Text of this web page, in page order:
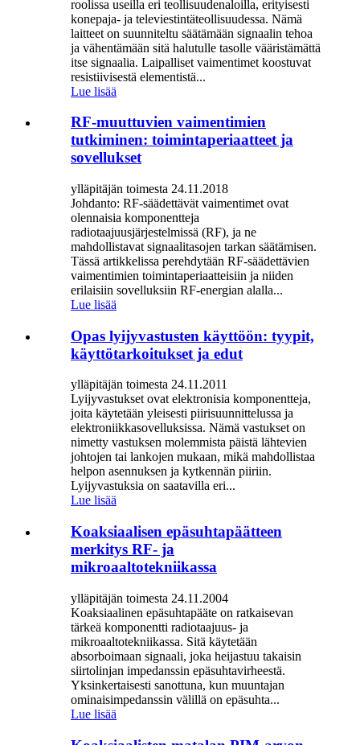
roolissa useilla eri teollisuudenaloilla, erityisesti
konepaja- ja televiestintäteollisuudessa. Nämä
laitteet on suunniteltu säätämään signaalin tehoa
ja vähentämään sitä halutulle tasolle vääristämättä
itse signaalia. Laipalliset vaimentimet koostuvat
resistiivisestä elementistä...
Lue lisää
RF-muuttuvien vaimentimien
tutkiminen: toimintaperiaatteet ja
sovellukset
ylläpitäjän toimesta 24.11.2018
Johdanto: RF-säädettävät vaimentimet ovat
olennaisia ​​komponentteja
radiotaajuusjärjestelmissä (RF), ja ne
mahdollistavat signaalitasojen tarkan säätämisen.
Tässä artikkelissa perehdytään RF-säädettävien
vaimentimien toimintaperiaatteisiin ja niiden
erilaisiin sovelluksiin RF-energian alalla...
Lue lisää
Opas lyijyvastusten käyttöön: tyypit,
käyttötarkoitukset ja edut
ylläpitäjän toimesta 24.11.2011
Lyijyvastukset ovat elektronisia komponentteja,
joita käytetään yleisesti piirisuunnittelussa ja
elektroniikkasovelluksissa. Nämä vastukset on
nimetty vastuksen molemmista päistä lähtevien
johtojen tai lankojen mukaan, mikä mahdollistaa
helpon asennuksen ja kytkennän piiriin.
Lyijyvastuksia on saatavilla eri...
Lue lisää
Koaksiaalisen epäsuhtapäätteen
merkitys RF- ja
mikroaaltotekniikassa
ylläpitäjän toimesta 24.11.2004
Koaksiaalinen epäsuhtapääte on ratkaisevan
tärkeä komponentti radiotaajuus- ja
mikroaaltotekniikassa. Sitä käytetään
absorboimaan signaali, joka heijastuu takaisin
siirtolinjan impedanssin epäsuhtavirheestä.
Yksinkertaisesti sanottuna, kun muuntajan
ominaisimpedanssin välillä on epäsuhta...
Lue lisää